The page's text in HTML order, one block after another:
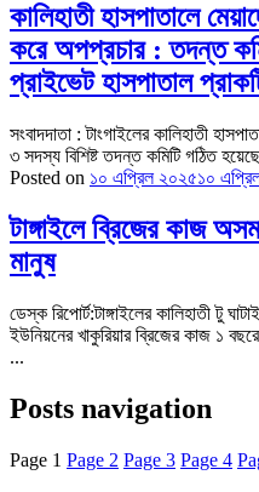
কালিহাতী হাসপাতালে
করে অপপ্রচার : তদন্ত
প্রাইভেট হাসপাতাল
সংবাদদাতা : টাংগাইলের কালিহাতী
৩ সদস্য বিশিষ্ট তদন্ত কমিটি গঠিত
Posted on ১০ এপ্রিল ২০২৫১০
টাঙ্গাইলে ব্রিজের কাজ
মানুষ
ডেস্ক রিপোর্ট:টাঙ্গাইলের কালিহাতী টু
ইউনিয়নের খাকুরিয়ার ব্রিজের কাজ ১
...
Posts navigation
Page 1 Page 2 Page 3 Page 4